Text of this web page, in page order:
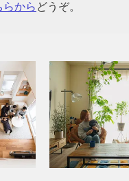
らから どうぞ。